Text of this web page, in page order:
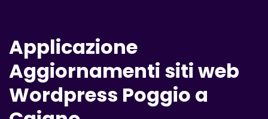
Applicazione
Aggiornamenti siti web
Wordpress Poggio a